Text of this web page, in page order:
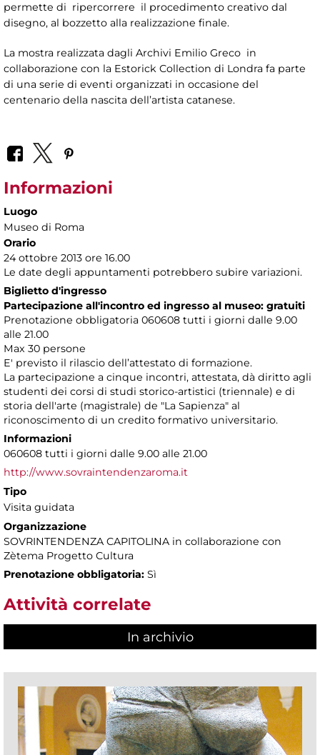
permette di ripercorrere il procedimento creativo dal
disegno, al bozzetto alla realizzazione finale.
La mostra realizzata dagli Archivi Emilio Greco in
collaborazione con la Estorick Collection di Londra fa parte
di una serie di eventi organizzati in occasione del
centenario della nascita dell’artista catanese.
Informazioni
Luogo
Museo di Roma
Orario
24 ottobre 2013 ore 16.00
Le date degli appuntamenti potrebbero subire variazioni.
Biglietto d'ingresso
Partecipazione all'incontro ed ingresso al museo: gratuiti
Prenotazione obbligatoria 060608 tutti i giorni dalle 9.00
alle 21.00
Max 30 persone
E' previsto il rilascio dell’attestato di formazione.
La partecipazione a cinque incontri, attestata, dà diritto agli
studenti dei corsi di studi storico-artistici (triennale) e di
storia dell'arte (magistrale) de "La Sapienza" al
riconoscimento di un credito formativo universitario.
Informazioni
060608 tutti i giorni dalle 9.00 alle 21.00
http://www.sovraintendenzaroma.it
Tipo
Visita guidata
Organizzazione
SOVRINTENDENZA CAPITOLINA in collaborazione con
Zètema Progetto Cultura
Prenotazione obbligatoria: Sì
Attività correlate
In archivio